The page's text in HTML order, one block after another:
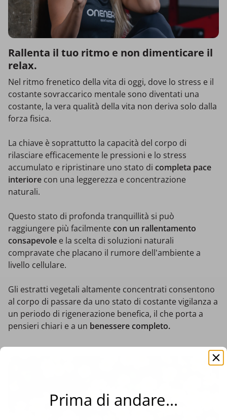
Rallenta il tuo ritmo e non dimenticare il
relax.
Nel ritmo frenetico della vita di oggi, dove lo stress e il
costante sovraccarico mentale sono diventati una
costante, la vera qualità della vita non deriva solo dalla
forza fisica.
La chiave è soprattutto la capacità del corpo di
rilasciare efficacemente le pressioni e lo stress
accumulato e ripristinare uno stato di completa pace
interiore con una leggerezza e concentrazione
naturali.
Questo stato di profonda tranquillità si può
raggiungere più facilmente con un rallentamento
consapevole e la scelta di soluzioni naturali
compravate che placano il rumore dell'ambiente a
livello cellulare.
Gli estratti vegetali altamente concentrati consentono
al corpo di passare da uno stato di costante vigilanza a
un periodo di rigenerazione benefica, il che porta a
pensieri chiari e a un benessere completo.
Prima di andare...